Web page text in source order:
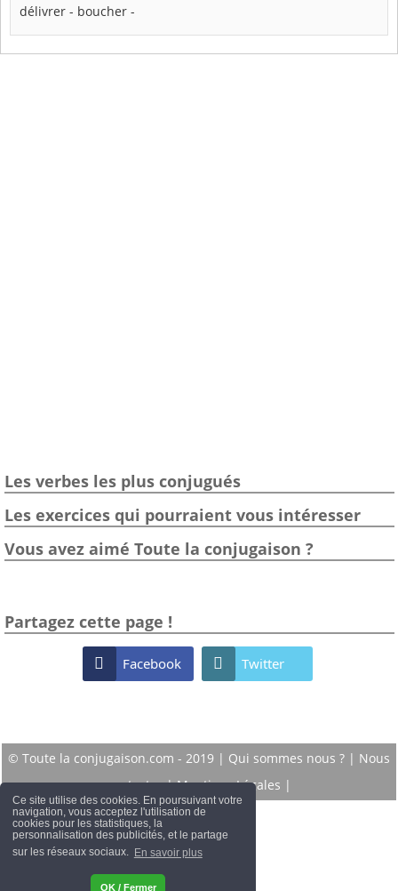
Ce site utilise des cookies. En poursuivant votre
navigation, vous acceptez l'utilisation de
cookies pour les statistiques, la
personnalisation des publicités, et le partage
sur les réseaux sociaux. En savoir plus
OK / Fermer
délivrer - boucher -
Les verbes les plus conjugués
Les exercices qui pourraient vous intéresser
Vous avez aimé Toute la conjugaison ?
Partagez cette page !
 Facebook  Twitter
© Toute la conjugaison.com - 2019 | Qui sommes nous ? | Nous
contacter|Mentions Légales |